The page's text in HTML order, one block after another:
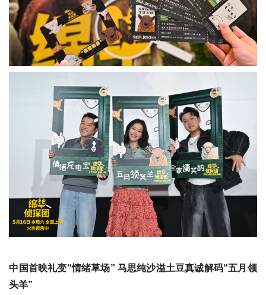
中国首映礼变“情绪草场” 马思纯沙溢土豆真诚解码“五月领
头羊”